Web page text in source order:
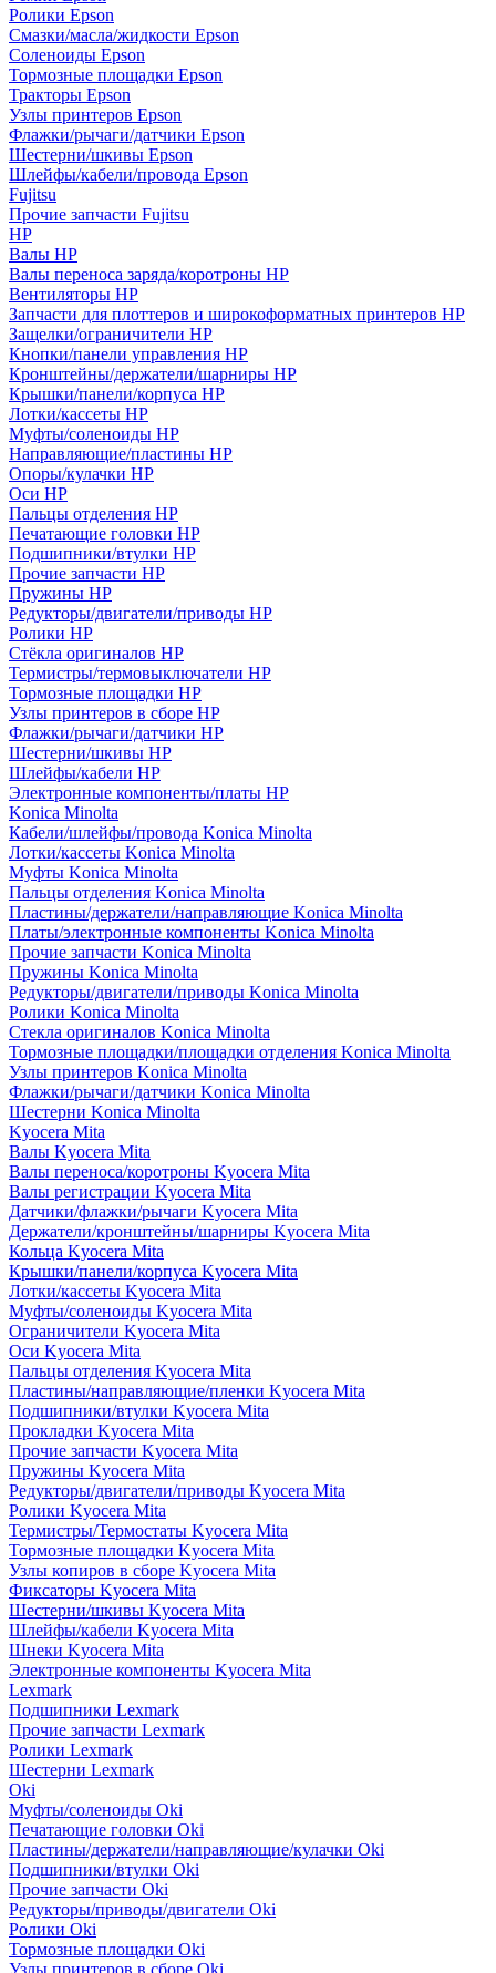
Ролики Epson
Смазки/масла/жидкости Epson
Соленоиды Epson
Тормозные площадки Epson
Тракторы Epson
Узлы принтеров Epson
Флажки/рычаги/датчики Epson
Шестерни/шкивы Epson
Шлейфы/кабели/провода Epson
Fujitsu
Прочие запчасти Fujitsu
HP
Валы HP
Валы переноса заряда/коротроны HP
Вентиляторы HP
Запчасти для плоттеров и широкоформатных принтеров HP
Защелки/ограничители HP
Кнопки/панели управления HP
Кронштейны/держатели/шарниры HP
Крышки/панели/корпуса HP
Лотки/кассеты HP
Муфты/соленоиды HP
Направляющие/пластины HP
Опоры/кулачки HP
Оси HP
Пальцы отделения HP
Печатающие головки HP
Подшипники/втулки HP
Прочие запчасти HP
Пружины HP
Редукторы/двигатели/приводы HP
Ролики HP
Стёкла оригиналов HP
Термистры/термовыключатели HP
Тормозные площадки HP
Узлы принтеров в сборе HP
Флажки/рычаги/датчики HP
Шестерни/шкивы HP
Шлейфы/кабели HP
Электронные компоненты/платы HP
Konica Minolta
Кабели/шлейфы/провода Konica Minolta
Лотки/кассеты Konica Minolta
Муфты Konica Minolta
Пальцы отделения Konica Minolta
Пластины/держатели/направляющие Konica Minolta
Платы/электронные компоненты Konica Minolta
Прочие запчасти Konica Minolta
Пружины Konica Minolta
Редукторы/двигатели/приводы Konica Minolta
Ролики Konica Minolta
Стекла оригиналов Konica Minolta
Тормозные площадки/площадки отделения Konica Minolta
Узлы принтеров Konica Minolta
Флажки/рычаги/датчики Konica Minolta
Шестерни Konica Minolta
Kyocera Mita
Валы Kyocera Mita
Валы переноса/коротроны Kyocera Mita
Валы регистрации Kyocera Mita
Датчики/флажки/рычаги Kyocera Mita
Держатели/кронштейны/шарниры Kyocera Mita
Кольца Kyocera Mita
Крышки/панели/корпуса Kyocera Mita
Лотки/кассеты Kyocera Mita
Муфты/соленоиды Kyocera Mita
Ограничители Kyocera Mita
Оси Kyocera Mita
Пальцы отделения Kyocera Mita
Пластины/направляющие/пленки Kyocera Mita
Подшипники/втулки Kyocera Mita
Прокладки Kyocera Mita
Прочие запчасти Kyocera Mita
Пружины Kyocera Mita
Редукторы/двигатели/приводы Kyocera Mita
Ролики Kyocera Mita
Термистры/Термостаты Kyocera Mita
Тормозные площадки Kyocera Mita
Узлы копиров в сборе Kyocera Mita
Фиксаторы Kyocera Mita
Шестерни/шкивы Kyocera Mita
Шлейфы/кабели Kyocera Mita
Шнеки Kyocera Mita
Электронные компоненты Kyocera Mita
Lexmark
Подшипники Lexmark
Прочие запчасти Lexmark
Ролики Lexmark
Шестерни Lexmark
Oki
Муфты/соленоиды Oki
Печатающие головки Oki
Пластины/держатели/направляющие/кулачки Oki
Подшипники/втулки Oki
Прочие запчасти Oki
Редукторы/приводы/двигатели Oki
Ролики Oki
Тормозные площадки Oki
Узлы принтеров в сборе Oki